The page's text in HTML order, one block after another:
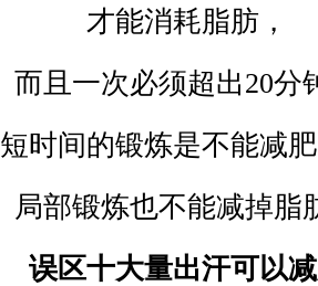
才能消耗脂肪，
而且一次必须超出20分
短时间的锻炼是不能减
局部锻炼也不能减掉脂
误区十大量出汗可以